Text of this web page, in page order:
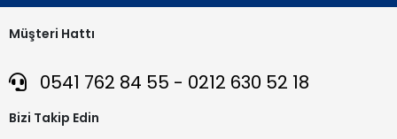
Müşteri Hattı
0541 762 84 55 - 0212 630 52 18
Bizi Takip Edin